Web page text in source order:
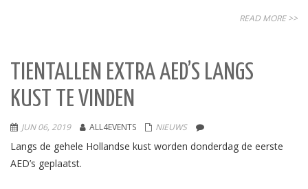
READ MORE >>
TIENTALLEN EXTRA AED’S LANGS
KUST TE VINDEN
JUN 06, 2019 ALL4EVENTS NIEUWS
Langs de gehele Hollandse kust worden donderdag de eerste
AED’s geplaatst.